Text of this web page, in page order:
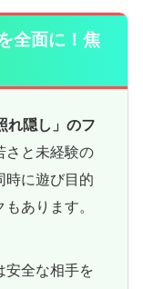
全面に！焦
れ隠し」のフ
さと未経験の
時に遊び目的
あります。
安全な相手を